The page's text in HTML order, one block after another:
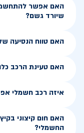
האם אפשר
שיורד גשם?
האם טווח הנסיעה
האם טעינת הרכב
איזה רכב חשמלי
האם חום קיצוני
החשמלי?